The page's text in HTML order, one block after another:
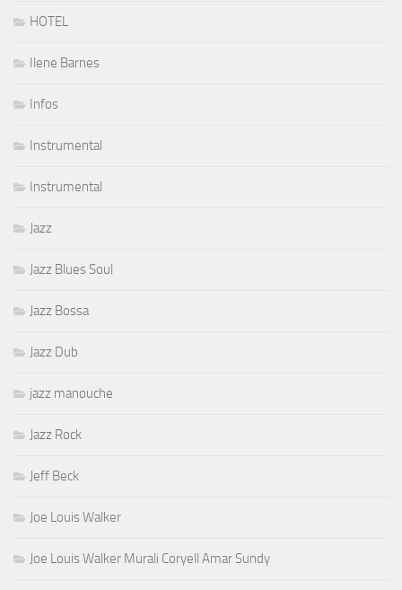
HOTEL
Ilene Barnes
Infos
Instrumental
Instrumental
Jazz
Jazz Blues Soul
Jazz Bossa
Jazz Dub
jazz manouche
Jazz Rock
Jeff Beck
Joe Louis Walker
Joe Louis Walker Murali Coryell Amar Sundy